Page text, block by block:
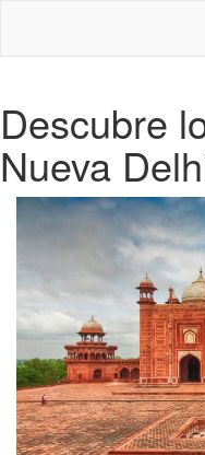
Descubre
Nueva